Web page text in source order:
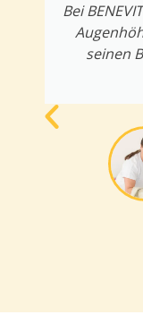
Bei
seinen